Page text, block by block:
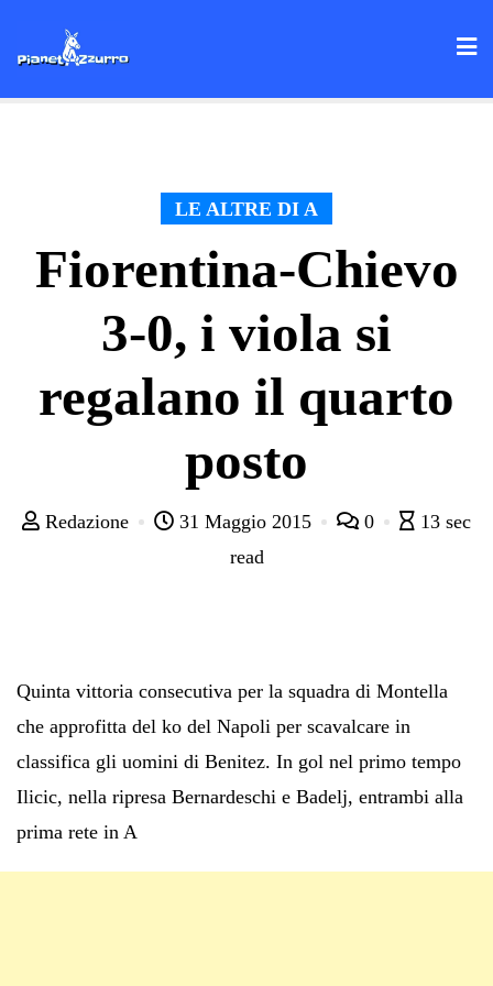
LE ALTRE DI A
Fiorentina-Chievo
3-0, i viola si
regalano il quarto
posto
Redazione 31 Maggio 2015 0
13 sec
read
Quinta vittoria consecutiva per la squadra di Montella
che approfitta del ko del Napoli per scavalcare in
classifica gli uomini di Benitez. In gol nel primo tempo
Ilicic, nella ripresa Bernardeschi e Badelj, entrambi alla
prima rete in A